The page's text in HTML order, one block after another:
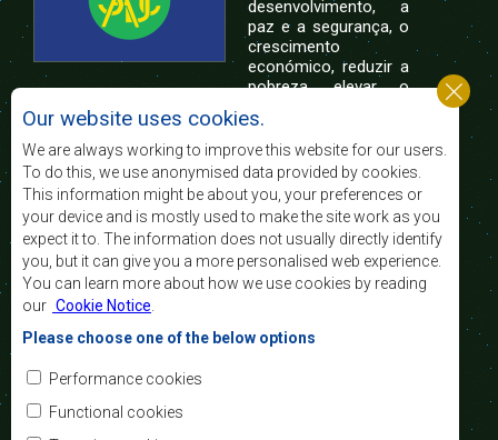
desenvolvimento, a
paz e a segurança, o
crescimento
económico, reduzir a
pobreza, elevar o
nível e a qualidade de vida das populações da
África Austral, e apoiar as camadas sociais
desfavorecidas mediante a integração regional,
assente nos princípios democráticos e no
desenvolvimento equitativo e sustentável.
Contact Us
SADC House
Plot No. 54385
Central Business District
Private Bag 0095
Our website uses cookies.
We are always working to improve this website for our users.
To do this, we use anonymised data provided by cookies.
This information might be about you, your preferences or
your device and is mostly used to make the site work as you
expect it to. The information does not usually directly identify
you, but it can give you a more personalised web experience.
You can learn more about how we use cookies by reading
our Cookie Notice
Please choose one of the below options
Performance cookies
Functional cookies